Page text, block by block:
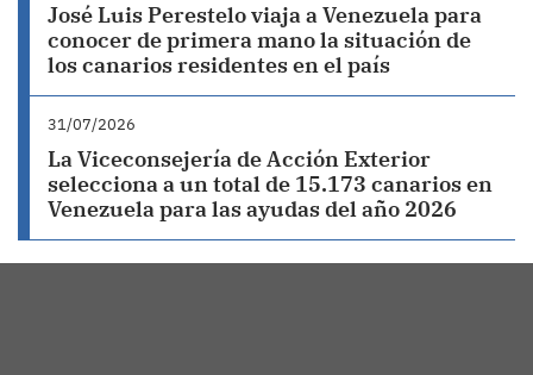
José Luis Perestelo viaja a Venezuela para
conocer de primera mano la situación de
los canarios residentes en el país
31/07/2026
La Viceconsejería de Acción Exterior
selecciona a un total de 15.173 canarios en
Venezuela para las ayudas del año 2026